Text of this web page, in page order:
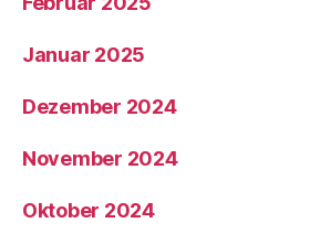
Januar 2025
Dezember 2024
November 2024
Oktober 2024